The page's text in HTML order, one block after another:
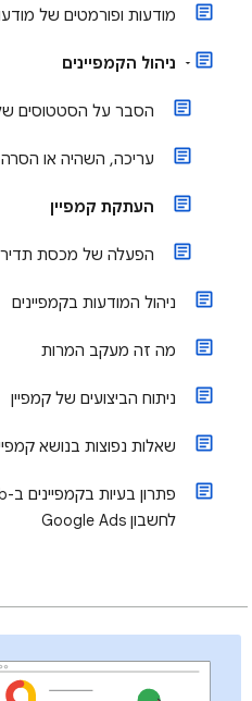
מודעות ופורמטים של
ניהול הקמפיינים
הסבר על הסטטוסים
עריכה, השהיה או הסרה
העתקת קמפיין
הפעלה של מכסת
ניהול המודעות בקמפיינים
מה זה מעקב המרות
ניתוח הביצועים של קמפיין
שאלות נפוצות בנושא
לחשבון Google Ads